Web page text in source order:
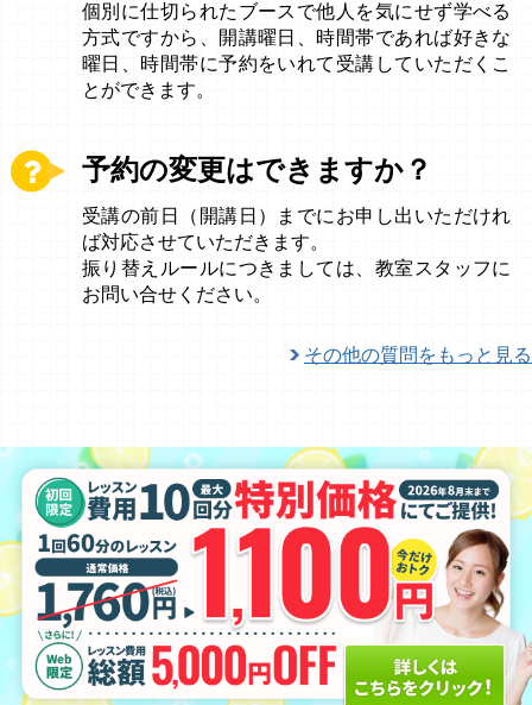
個別に仕切られたブースで他人を気にせず学べる
方式ですから、開講曜日、時間帯であれば好きな
曜日、時間帯に予約をいれて受講していただくこ
とができます。
予約の変更はできますか？
受講の前日（開講日）までにお申し出いただけれ
ば対応させていただきます。
振り替えルールにつきましては、教室スタッフに
お問い合せください。
その他の質問をもっと見る